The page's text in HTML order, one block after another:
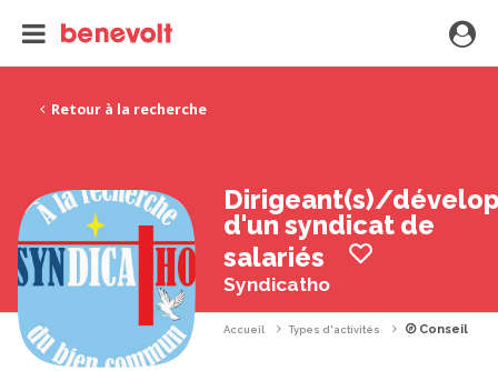
Retour à la recherche
Dirigeant(s)/
d'un syndicat de
salariés
Syndicatho
Accueil Types d'activités Conseil